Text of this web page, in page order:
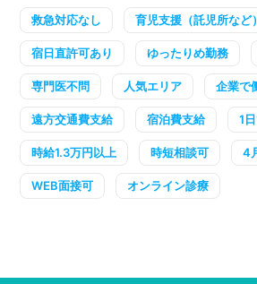
救急対応なし 育児支援（託児所など）
宿日直許可あり ゆったりめ勤務
専門医不問 人気エリア 企業で
遠方交通費支給 宿泊費支給 1
時給1.3万円以上 時短相談可 4
WEB面接可 オンライン診療